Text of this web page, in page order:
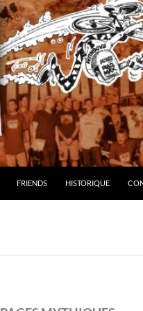
FRIENDS HISTORIQUE